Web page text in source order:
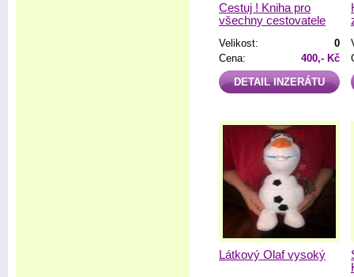
Cestuj ! Kniha pro
všechny cestovatele
Velikost:
0
Cena:
400,- Kč
DETAIL INZERÁTU
Látkový Olaf vysoký